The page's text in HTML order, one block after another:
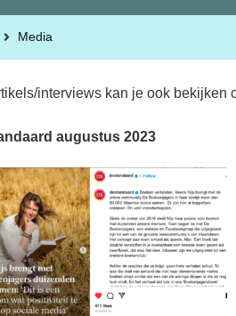
Media
interviews kan je ook bekijken
augustus 2023